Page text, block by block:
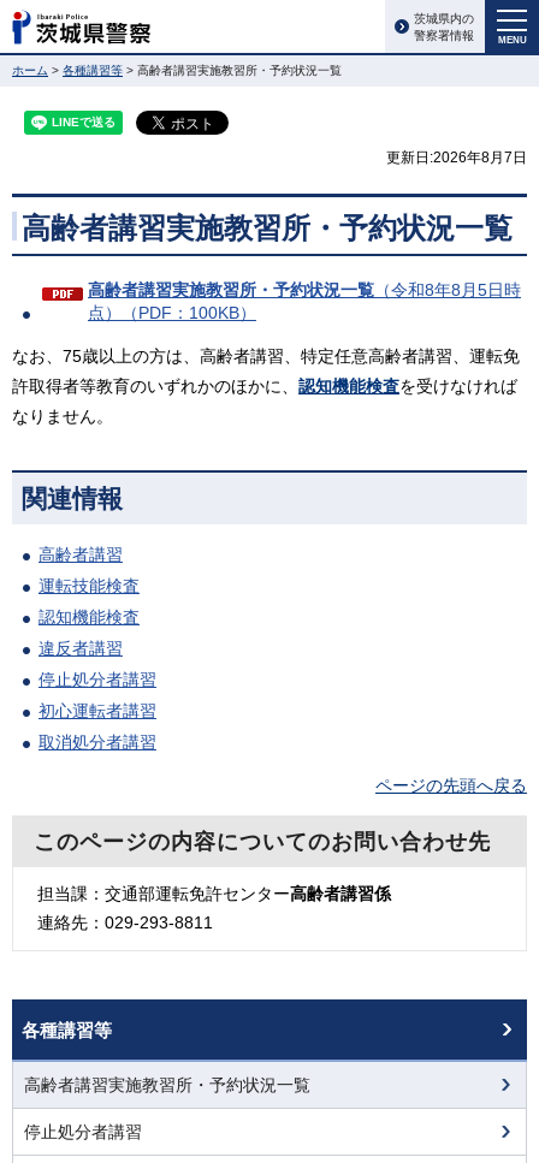
MENU
茨城県内の
警察署情報
ホーム > 各種講習等 > 高齢者講習実施教習所・予約状況一覧
更新日:2026年8月7日
高齢者講習実施教習所・予約状況一覧
高齢者講習実施教習所・予約状況一覧 （令和8年8月5日時
点）（PDF：100KB）
なお、75歳以上の方は、高齢者講習、特定任意高齢者講習、運転免
許取得者等教育のいずれかのほかに、 認知機能検査を受けなければ
なりません。
関連情報
高齢者講習
運転技能検査
認知機能検査
違反者講習
停止処分者講習
初心運転者講習
取消処分者講習
ページの先頭へ戻る
このページの内容についてのお問い合わせ先
担当課：交通部運転免許センター高齢者講習係
連絡先：029-293-8811
各種講習等
高齢者講習実施教習所・予約状況一覧
停止処分者講習